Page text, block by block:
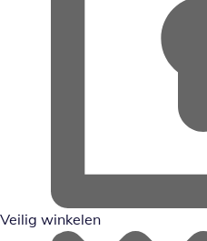
Veilig winkelen